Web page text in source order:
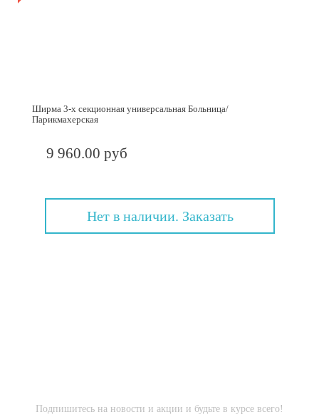
Ширма 3-х секционная универсальная Больница/
Парикмахерская
9 960.00 руб
Нет в наличии. Заказать
Подпишитесь на новости и акции и будьте в курсе всего!